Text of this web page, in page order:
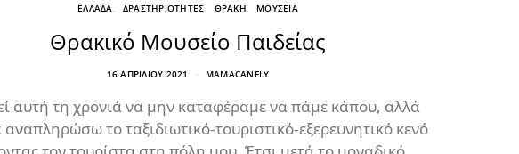
ΕΛΛΑΔΑ ΔΡΑΣΤΗΡΙΟΤΗΤΕΣ ΘΡΑΚΗ ΜΟΥΣΕΙΑ
Θρακικό Μουσείο Παιδείας
16 ΑΠΡΙΛΊΟΥ 2021 MAMACANFLY
αυτή τη χρονιά να μην καταφέραμε να πάμε κάπου, αλλά
αναπληρώσω το ταξιδιωτικό-τουριστικό-εξερευνητικό κενό